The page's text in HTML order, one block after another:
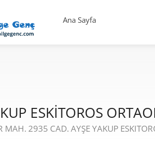
Ana Sayfa
ESKİTOROS
MAH. 2935 CAD. AYŞE YAKUP